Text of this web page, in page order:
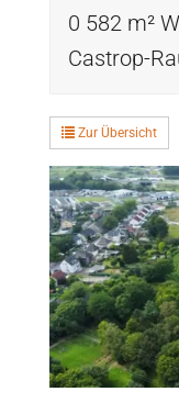
0 582 m²
Castrop-
Zur Übersicht